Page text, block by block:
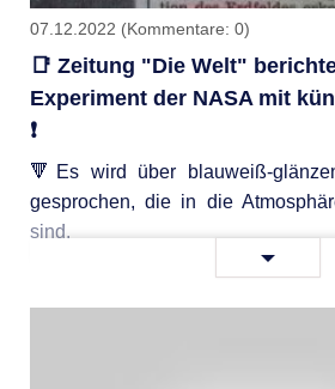
07.12.2022 (Kommentare: 0)
📑 Zeitung "Die Welt"
Experiment der NASA mit
❗️
🔻Es wird über blauweiß-
gesprochen, die in die
sind.
Zeitung
"Die